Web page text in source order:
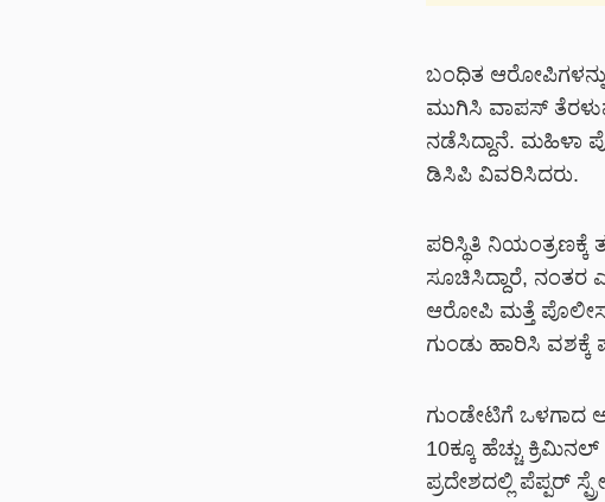
ಬಂಧಿತ
ಮುಗಿಸಿ ವಾಪಸ್
ನಡೆಸಿದ್ದಾನೆ. ಮಹಿಳಾ
ಡಿಸಿಪಿ ವಿವರಿಸಿದರು.
ಪರಿಸ್ಥಿತಿ
ಸೂಚಿಸಿದ್ದಾರೆ, ನಂತರ
ಆರೋಪಿ ಮತ್ತೆ
ಗುಂಡು ಹಾರಿಸಿ
ಗುಂಡೇಟಿಗೆ ಒಳಗಾದ
10ಕ್ಕೂ ಹೆಚ್ಚು
ಪ್ರದೇಶದಲ್ಲಿ ಪೆಪ್ಪರ್